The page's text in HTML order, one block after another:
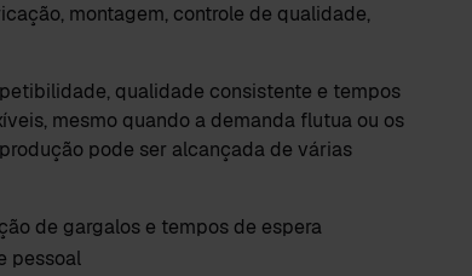
montagem, controle de qualidade,
qualidade consistente e tempos
mesmo quando a demanda flutua ou os
pode ser alcançada de várias
de gargalos e tempos de espera
pessoal